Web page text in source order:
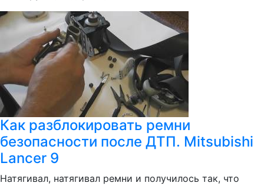
Как разблокировать ремни
безопасности после ДТП. Mitsubishi
Lancer 9
Натягивал, натягивал ремни и получилось так, что